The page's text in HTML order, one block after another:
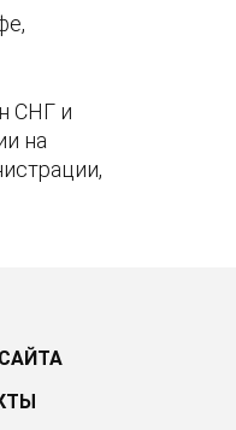
СНГ и
на